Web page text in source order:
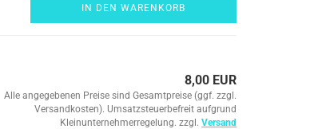
IN DEN WARENKORB
8,00 EUR
Alle angegebenen Preise sind Gesamtpreise (ggf. zzgl.
Versandkosten). Umsatzsteuerbefreit aufgrund
Kleinunternehmerregelung. zzgl. Versand